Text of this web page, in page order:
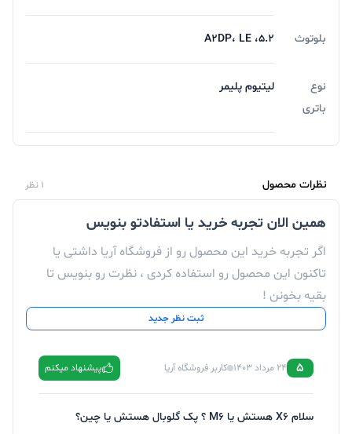
بلوتوث 5.2، A2DP، LE
نوع
باتری
لیتیوم پلیمر
نظرات محصول 1 نظر
همین الان تجربه خرید یا استفادتو بنویس
اگر تجربه خرید این محصول رو از فروشگاه آریا داشتی یا
تاکنون این محصول رو استفاده کردی ، نظرت رو بنویس تا
بقیه بخونن !
ثبت نظر جدید
5 24 مرداد 1403 کاربر فروشگاه آریا پیشنهاد میکنم
سلام X6 هستش یا M6 ؟ پک گلوبال هستش یا چین؟